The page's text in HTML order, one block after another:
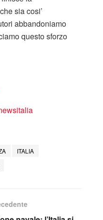
sia cosi’
abbandoniamo
questo sforzo
ITALIA